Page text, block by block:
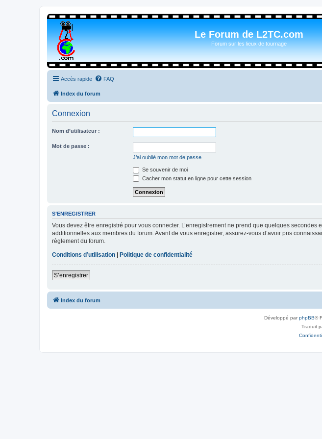
Le Forum de L2TC.com
Forum sur les lieux de tournage
Accès rapide FAQ
Index du forum
Connexion
Nom d’utilisateur :
Mot de passe :
J’ai oublié mon mot de passe
Se souvenir de moi
Cacher mon statut en ligne pour cette session
S’ENREGISTRER
Vous devez être enregistré pour vous connecter. L’enregistrement ne prend que quelques
additionnelles aux membres du forum. Avant de vous enregistrer, assurez-vous d’avoir pris
règlement du forum.
Conditions d’utilisation | Politique de confidentialité
S’enregistrer
Index du forum
Développé parphpBB®
Traduit